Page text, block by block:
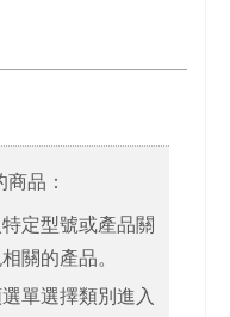
品：
定型號或產品關
關的產品。
單選擇類別進入